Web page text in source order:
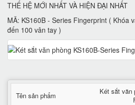
THẾ HỆ MỚI NHẤT VÀ HIỆN ĐẠI NHẤT
MÃ: KS160B - Series Fingerprint ( Khóa
đến 100 vân tay )
Tên sản phẩm
Két sắt văn